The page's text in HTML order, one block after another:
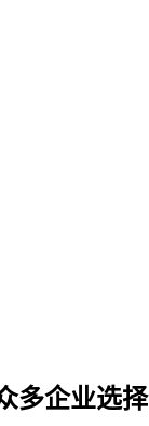
多企业选择